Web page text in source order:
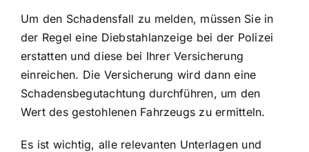
Um den Schadensfall zu melden, müssen Sie in
der Regel eine Diebstahlanzeige bei der Polizei
erstatten und diese bei Ihrer Versicherung
einreichen. Die Versicherung wird dann eine
Schadensbegutachtung durchführen, um den
Wert des gestohlenen Fahrzeugs zu ermitteln.
Es ist wichtig, alle relevanten Unterlagen und